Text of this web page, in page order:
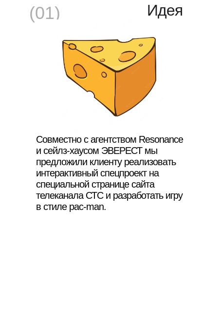
(01) Идея
Совместно с агентством Resonance
и сейлз-хаусом ЭВЕРЕСТ мы
предложили клиенту реализовать
интерактивный спецпроект на
специальной странице сайта
телеканала СТС и разработать игру
в стиле pac-man.